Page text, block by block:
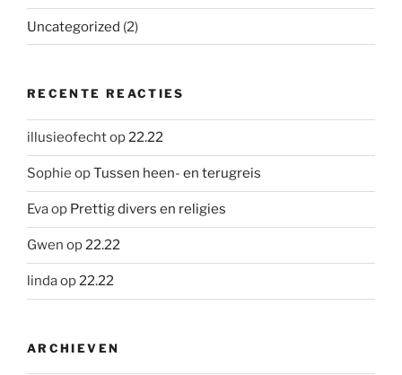
Uncategorized (2)
RECENTE REACTIES
illusieofechtop22.22
Sophie opTussen heen- en terugreis
Evaop Prettig divers en religies
Gwen op22.22
lindaop22.22
ARCHIEVEN